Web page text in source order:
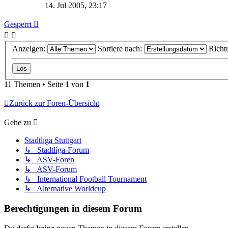
14. Jul 2005, 23:17
Gesperrt
Anzeigen: Sortiere nach:
11 Themen • Seite 1 von 1
Zurück zur Foren-Übersicht
Gehe zu
Stadtliga Stuttgart
↳ Stadtliga-Forum
↳ ASV-Foren
↳ ASV-Forum
↳ International Football Tournament
↳ Alternative Worldcup
Berechtigungen in diesem Forum